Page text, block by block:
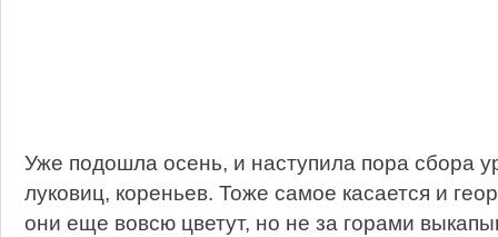
Уже подошла осень, и наступила пора сбора
луковиц, кореньев. Тоже самое касается и
они еще вовсю цветут, но не за горами